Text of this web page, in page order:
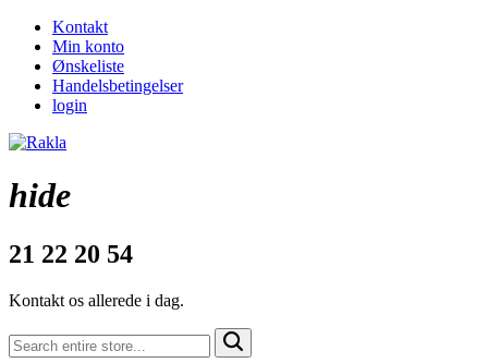
Kontakt
Min konto
Ønskeliste
Handelsbetingelser
login
hide
21 22 20 54
Kontakt os allerede i dag.